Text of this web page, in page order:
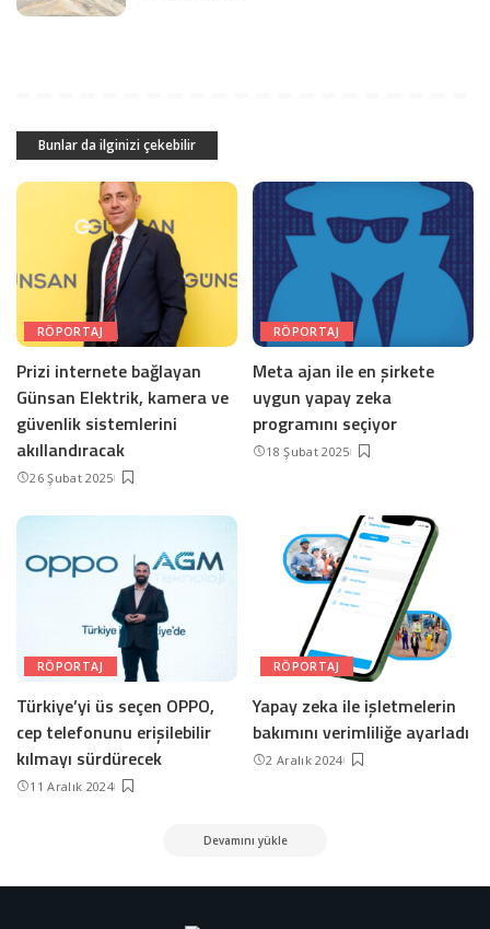
Bunlar da ilginizi çekebilir
RÖPORTAJ
Prizi internete bağlayan
Günsan Elektrik, kamera ve
güvenlik sistemlerini
akıllandıracak
26 Şubat 2025
RÖPORTAJ
Meta ajan ile en şirkete
uygun yapay zeka
programını seçiyor
18 Şubat 2025
RÖPORTAJ
Türkiye’yi üs seçen OPPO,
cep telefonunu erişilebilir
kılmayı sürdürecek
11 Aralık 2024
RÖPORTAJ
Yapay zeka ile işletmelerin
bakımını verimliliğe ayarladı
2 Aralık 2024
Devamını yükle